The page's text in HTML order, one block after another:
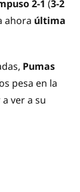
2-1 (3-2
ahora última
Pumas
pesa en la
ver a su